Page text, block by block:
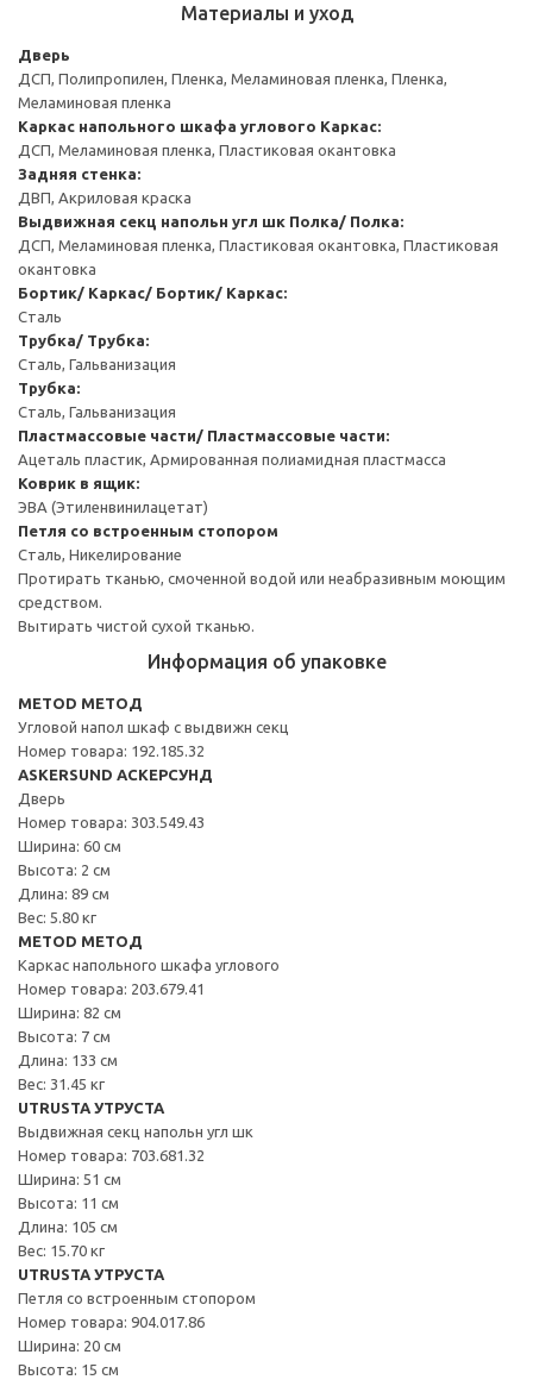
Материалы и уход
Дверь
ДСП, Полипропилен, Пленка, Меламиновая пленка, Пленка,
Меламиновая пленка
Каркас напольного шкафа углового Каркас:
ДСП, Меламиновая пленка, Пластиковая окантовка
Задняя стенка:
ДВП, Акриловая краска
Выдвижная секц напольн угл шк Полка/ Полка:
ДСП, Меламиновая пленка, Пластиковая окантовка, Пластиковая
окантовка
Бортик/ Каркас/ Бортик/ Каркас:
Сталь
Трубка/ Трубка:
Сталь, Гальванизация
Трубка:
Сталь, Гальванизация
Пластмассовые части/ Пластмассовые части:
Ацеталь пластик, Армированная полиамидная пластмасса
Коврик в ящик:
ЭВА (Этиленвинилацетат)
Петля со встроенным стопором
Сталь, Никелирование
Протирать тканью, смоченной водой или неабразивным моющим
средством.
Вытирать чистой сухой тканью.
Информация об упаковке
METOD МЕТОД
Угловой напол шкаф с выдвижн секц
Номер товара: 192.185.32
ASKERSUND АСКЕРСУНД
Дверь
Номер товара: 303.549.43
Ширина: 60 см
Высота: 2 см
Длина: 89 см
Вес: 5.80 кг
METOD МЕТОД
Каркас напольного шкафа углового
Номер товара: 203.679.41
Ширина: 82 см
Высота: 7 см
Длина: 133 см
Вес: 31.45 кг
UTRUSTA УТРУСТА
Выдвижная секц напольн угл шк
Номер товара: 703.681.32
Ширина: 51 см
Высота: 11 см
Длина: 105 см
Вес: 15.70 кг
UTRUSTA УТРУСТА
Петля со встроенным стопором
Номер товара: 904.017.86
Ширина: 20 см
Высота: 15 см